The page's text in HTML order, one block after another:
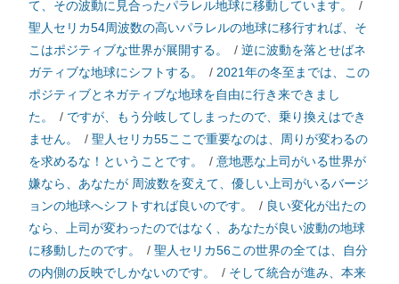
て、その波動に見合ったパラレル地球に移動しています。
/
聖人セリカ54周波数の高いパラレルの地球に移行すれば、そ
こはポジティブな世界が展開する。
/ 逆に波動を落とせばネ
ガティブな地球にシフトする。
/ 2021年の冬至までは、この
ポジティブとネガティブな地球を自由に行き来できまし
た。
/ ですが、もう分岐してしまったので、乗り換えはでき
ません。
/ 聖人セリカ55ここで重要なのは、周りが変わるの
を求めるな！ということです。
/ 意地悪な上司がいる世界が
嫌なら、あなたが 周波数を変えて、優しい上司がいるバージ
ョンの地球へシフトすれば良いのです。
/ 良い変化が出たの
なら、上司が変わったのではなく、あなたが良い波動の地球
に移動したのです。
/ 聖人セリカ56この世界の全ては、自分
の内側の反映でしかないのです。
/ そして統合が進み、本来